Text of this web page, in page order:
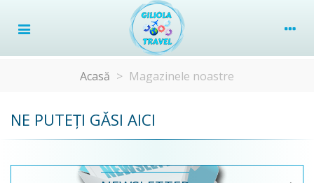
Acasă > Magazinele noastre
NE PUTEȚI GĂSI AICI